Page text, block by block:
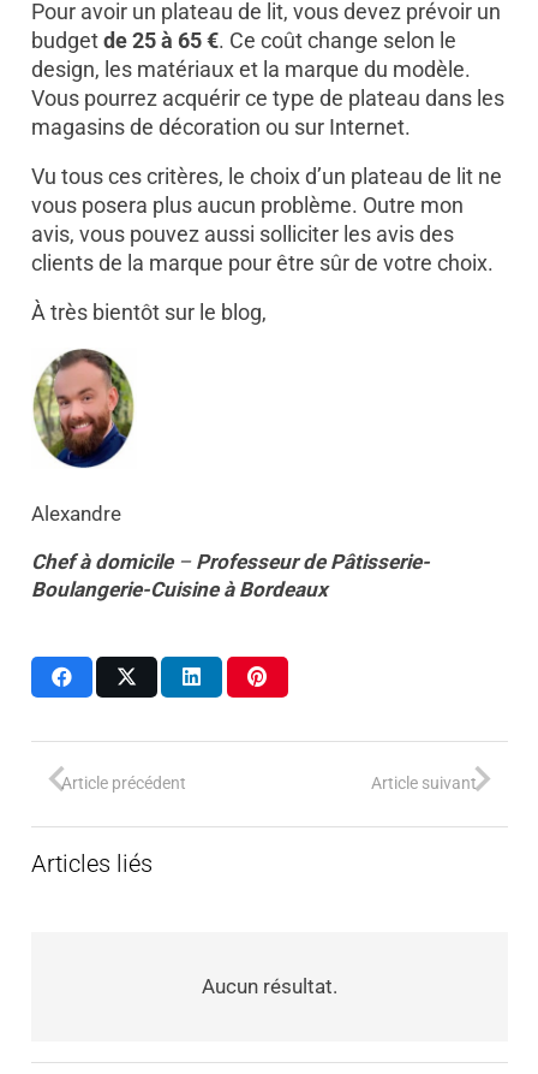
Pour avoir un plateau de lit, vous devez prévoir un
budgetde 25 à 65 €. Ce coût change selon le
design, les matériaux et la marque du modèle.
Vous pourrez acquérir ce type de plateau dans les
magasins de décoration ou sur Internet.
Vu tous ces critères, le choix d’un plateau de lit ne
vous posera plus aucun problème. Outre mon
avis, vous pouvez aussi solliciter les avis des
clients de la marque pour être sûr de votre choix.
À très bientôt sur le blog,
Alexandre
Chef à domicile– Professeur de Pâtisserie-
Boulangerie-Cuisine à Bordeaux
Article précédent Article suivant
Articles liés
Aucun résultat.